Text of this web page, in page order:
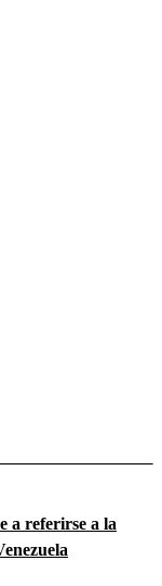
a referirse a la